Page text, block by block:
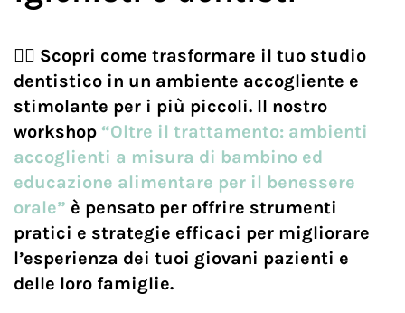
👉🏼 Scopri come trasformare il tuo studio
dentistico in un ambiente accogliente e
stimolante per i più piccoli. Il nostro
workshop “Oltre il trattamento: ambienti
accoglienti a misura di bambino ed
educazione alimentare per il benessere
orale” è pensato per offrire strumenti
pratici e strategie efficaci per migliorare
l’esperienza dei tuoi giovani pazienti e
delle loro famiglie.